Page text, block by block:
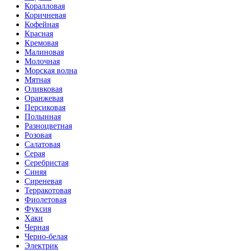
Коралловая
Коричневая
Кофейная
Красная
Кремовая
Малиновая
Молочная
Морская волна
Мятная
Оливковая
Оранжевая
Персиковая
Полынная
Разноцветная
Розовая
Салатовая
Серая
Серебристая
Синяя
Сиреневая
Терракотовая
Фиолетовая
Фуксия
Хаки
Черная
Черно-белая
Электрик